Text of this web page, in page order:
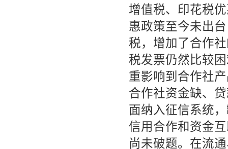
增值税、印花税
惠政策至今未出
税，增加了合作
税发票仍然比较
重影响到合作社
合作社资金缺、
面纳入征信系统
信用合作和资金
尚未破题。在流